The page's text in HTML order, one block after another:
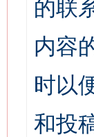
的联
内容
时以
和投